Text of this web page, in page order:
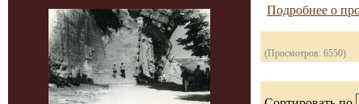
Подробнее о
(Просмотров: 6550)